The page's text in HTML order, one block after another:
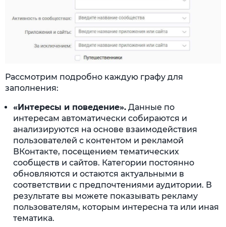
Рассмотрим подробно каждую графу для
заполнения:
«Интересы и поведение». Данные по
интересам автоматически собираются и
анализируются на основе взаимодействия
пользователей с контентом и рекламой
ВКонтакте, посещением тематических
сообществ и сайтов. Категории постоянно
обновляются и остаются актуальными в
соответствии с предпочтениями аудитории. В
результате вы можете показывать рекламу
пользователям, которым интересна та или иная
тематика.